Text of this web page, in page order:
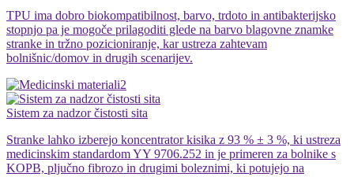
TPU ima dobro biokompatibilnost, barvo, trdoto in antibakterijsko
stopnjo pa je mogoče prilagoditi glede na barvo blagovne znamke
stranke in tržno pozicioniranje, kar ustreza zahtevam
bolnišnic/domov in drugih scenarijev.
Sistem za nadzor čistosti sita
Stranke lahko izberejo koncentrator kisika z 93 % ± 3 %, ki ustreza
medicinskim standardom YY 9706.252 in je primeren za bolnike s
KOPB, pljučno fibrozo in drugimi boleznimi, ki potujejo na